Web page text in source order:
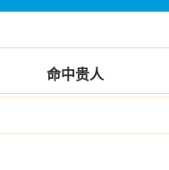
命中贵人